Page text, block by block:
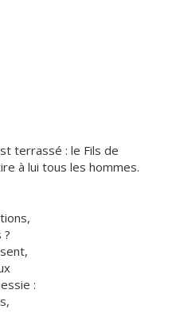
terrassé : le Fils de
à lui tous les hommes.
?
: